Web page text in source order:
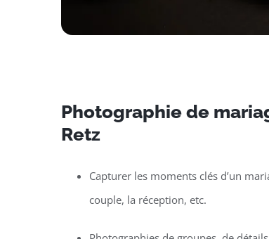
Photographie de
Retz
Capturer les moments clés d’un
couple, la réception, etc.